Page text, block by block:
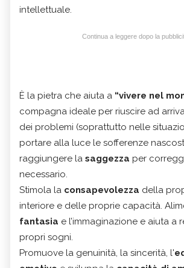
intellettuale.
Continua a leggere dopo la
È la pietra che aiuta a “vivere nel
compagna ideale per riuscire ad
dei problemi (soprattutto nelle
portare alla luce le sofferenze
raggiungere la saggezza per
necessario.
Stimola la consapevolezza della
interiore e delle proprie capacità.
fantasia e l’immaginazione e aiuta a
propri sogni.
Promuove la genuinità, la sincerità, l'